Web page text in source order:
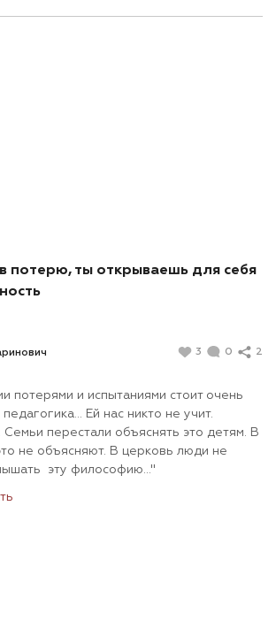
потерю, ты открываешь для себя
3 0 2
потерями и испытаниями стоит очень
Ей нас никто не учит.
Семьи перестали объяснять это детям. В
не объясняют. В церковь люди не
эту философию..."